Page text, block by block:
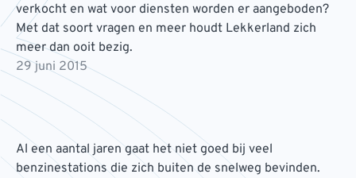
verkocht en wat voor diensten worden er aangeboden?
Met dat soort vragen en meer houdt Lekkerland zich
meer dan ooit bezig.
29 juni 2015
Al een aantal jaren gaat het niet goed bij veel
benzinestations die zich buiten de snelweg bevinden.